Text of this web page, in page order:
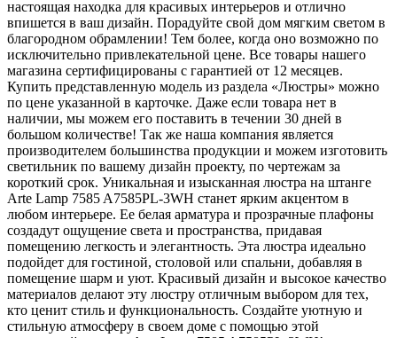
настоящая находка для красивых интерьеров и отлично
впишется в ваш дизайн. Порадуйте свой дом мягким светом в
благородном обрамлении! Тем более, когда оно возможно по
исключительно привлекательной цене. Все товары нашего
магазина сертифицированы с гарантией от 12 месяцев.
Купить представленную модель из раздела «Люстры» можно
по цене указанной в карточке. Даже если товара нет в
наличии, мы можем его поставить в течении 30 дней в
большом количестве! Так же наша компания является
производителем большинства продукции и можем изготовить
светильник по вашему дизайн проекту, по чертежам за
короткий срок. Уникальная и изысканная люстра на штанге
Arte Lamp 7585 A7585PL-3WH станет ярким акцентом в
любом интерьере. Ее белая арматура и прозрачные плафоны
создадут ощущение света и пространства, придавая
помещению легкость и элегантность. Эта люстра идеально
подойдет для гостиной, столовой или спальни, добавляя в
помещение шарм и уют. Красивый дизайн и высокое качество
материалов делают эту люстру отличным выбором для тех,
кто ценит стиль и функциональность. Создайте уютную и
стильную атмосферу в своем доме с помощью этой